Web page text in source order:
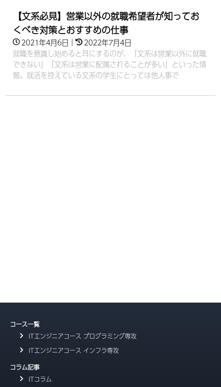
【文系必見】営業以外の就職希望者が知ってお
くべき対策とおすすめの仕事
2021年4月6日 ｜
2022年7月4日
就職を意識し始めると耳にするのが、「文系は営業以外に就職
できない」「文系は営業に配属されることが多い」といった情
報。就活を控えている文系の学生にとっては他人事で
コース一覧
ITエンジニアコース プログラミング専攻
ITエンジニアコース インフラ専攻
コラム記事
ITコラム